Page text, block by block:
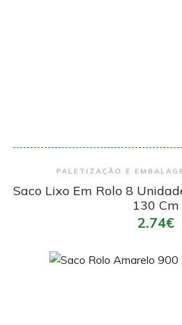
PALETIZAÇÃO E
Saco Lixo Em Rolo 8
130 Cm
2.74€